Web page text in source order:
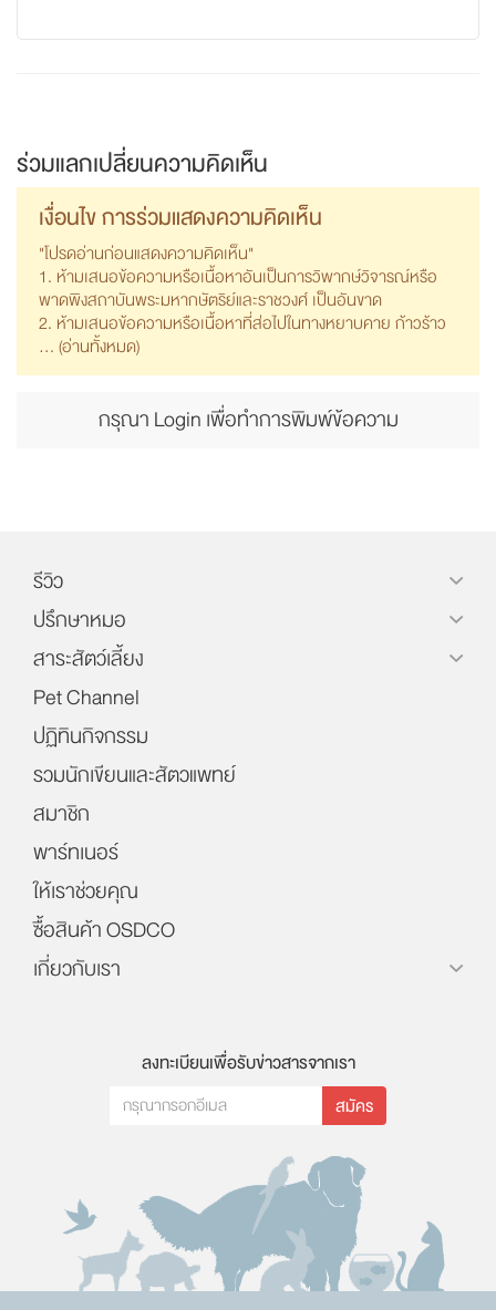
ร่วมแลกเปลี่ยนความคิดเห็น
เงื่อนไข การร่วมแสดงความคิดเห็น
"โปรดอ่านก่อนแสดงความคิดเห็น"
1. ห้ามเสนอข้อความหรือเนื้อหาอันเป็นการวิพากษ์วิจารณ์หรือ
พาดพิงสถาบันพระมหากษัตริย์และราชวงศ์ เป็นอันขาด
2. ห้ามเสนอข้อความหรือเนื้อหาที่ส่อไปในทางหยาบคาย ก้าวร้าว
... (อ่านทั้งหมด)
กรุณา Login เพื่อทำการพิมพ์ข้อความ
รีวิว
ปรึกษาหมอ
สาระสัตว์เลี้ยง
Pet Channel
ปฏิทินกิจกรรม
รวมนักเขียนและสัตวแพทย์
สมาชิก
พาร์ทเนอร์
ให้เราช่วยคุณ
ซื้อสินค้า OSDCO
เกี่ยวกับเรา
ลงทะเบียนเพื่อรับข่าวสารจากเรา
สมัคร